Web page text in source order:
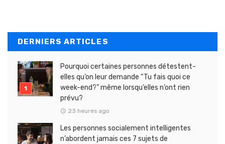
DERNIERS ARTICLES
Pourquoi certaines personnes détestent-
elles qu’on leur demande “Tu fais quoi ce
week-end?” même lorsqu’elles n’ont rien
prévu?
23 heures ago
Les personnes socialement intelligentes
n’abordent jamais ces 7 sujets de